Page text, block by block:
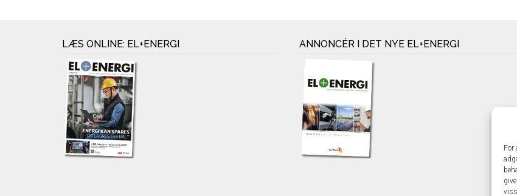
For
LÆS ONLINE: EL+ENERGI ANNONCÉR I DET NYE EL+ENERGI